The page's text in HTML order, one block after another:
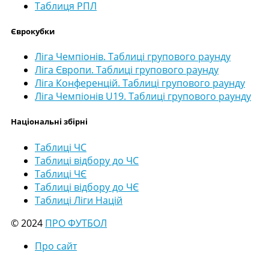
Таблиця РПЛ
Єврокубки
Ліга Чемпіонів. Таблиці групового раунду
Ліга Європи. Таблиці групового раунду
Ліга Конференцій. Таблиці групового раунду
Ліга Чемпіонів U19. Таблиці групового раунду
Національні збірні
Таблиці ЧС
Таблиці відбору до ЧС
Таблиці ЧЄ
Таблиці відбору до ЧЄ
Таблиці Ліги Націй
© 2024 ПРО ФУТБОЛ
Про сайт